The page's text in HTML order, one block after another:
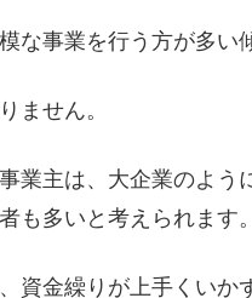
な事業を行う方が多い
ません。
業主は、大企業のよう
も多いと考えられます。
資金繰りが上手くいか